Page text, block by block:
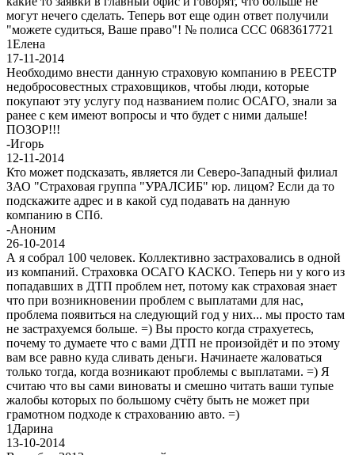
могут нечего сделать. Теперь вот еще один ответ получили
"можете судиться, Ваше право"! № полиса ССС 0683617721
1Елена
17-11-2014
Необходимо внести данную страховую компанию в РЕЕСТР
недобросовестных страховщиков, чтобы люди, которые
покупают эту услугу под названием полис ОСАГО, знали за
ранее с кем имеют вопросы и что будет с ними дальше!
ПОЗОР!!!
-Игорь
12-11-2014
Кто может подсказать, является ли Северо-Западный филиал
ЗАО "Страховая группа "УРАЛСИБ" юр. лицом? Если да то
подскажите адрес и в какой суд подавать на данную
компанию в СПб.
-Аноним
26-10-2014
А я собрал 100 человек. Коллективно застраховались в одной
из компаний. Страховка ОСАГО КАСКО. Теперь ни у кого из
попадавших в ДТП проблем нет, потому как страховая знает
что при возникновении проблем с выплатами для нас,
проблема появиться на следующий год у них... мы просто там
не застрахуемся больше. =) Вы просто когда страхуетесь,
почему то думаете что с вами ДТП не произойдёт и по этому
вам все равно куда сливать деньги. Начинаете жаловаться
только тогда, когда возникают проблемы с выплатами. =) Я
считаю что вы сами виноваты и смешно читать ваши тупые
жалобы которых по большому счёту быть не может при
грамотном подходе к страхованию авто. =)
1 Дарина
13-10-2014